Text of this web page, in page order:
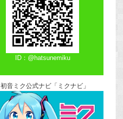
ID：@hatsunemiku
初音ミク公式ナビ「ミクナビ」